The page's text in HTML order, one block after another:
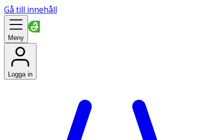
Gå till innehåll
Meny
Logga in